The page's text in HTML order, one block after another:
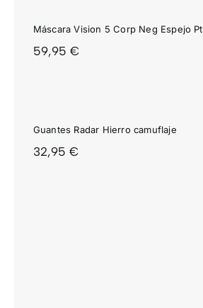
Máscara Vision 5 Corp Neg Espejo Pt
59,95€
Guantes Radar Hierro camuflaje
32,95€